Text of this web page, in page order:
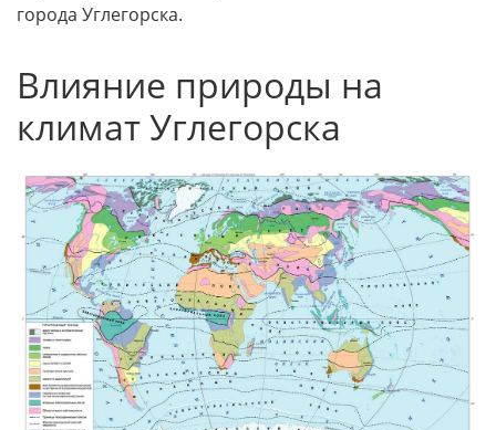
города Углегорска.
Влияние природы на
климат Углегорска